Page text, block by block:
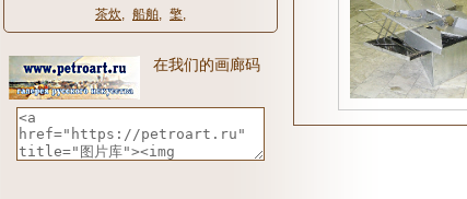
茶炊, 船舶, 檠,
在我们的画廊码